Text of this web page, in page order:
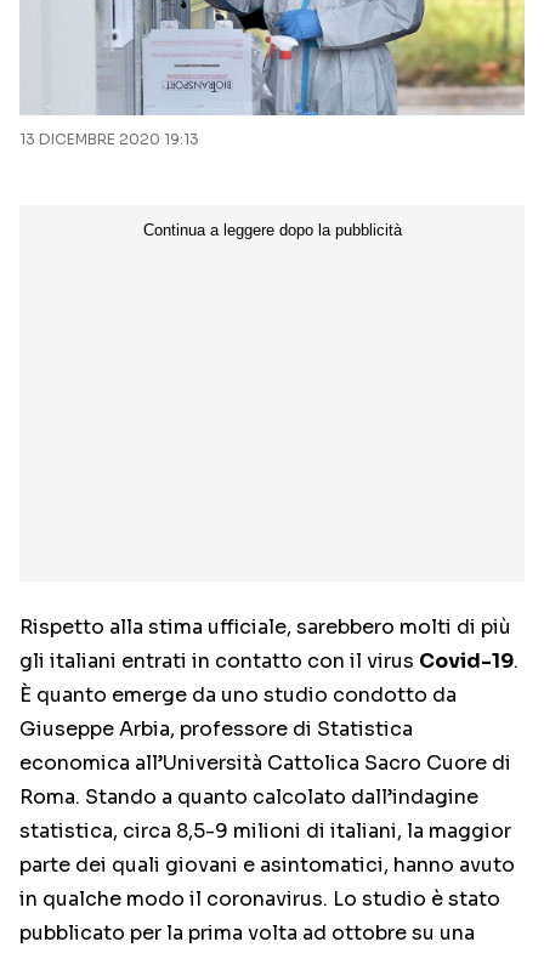
13 DICEMBRE 2020 19:13
Rispetto alla stima ufficiale, sarebbero molti di più
gli italiani entrati in contatto con il virus Covid-19.
È quanto emerge da uno studio condotto da
Giuseppe Arbia, professore di Statistica
economica all’Università Cattolica Sacro Cuore di
Roma. Stando a quanto calcolato dall’indagine
statistica, circa 8,5-9 milioni di italiani, la maggior
parte dei quali giovani e asintomatici, hanno avuto
in qualche modo il coronavirus. Lo studio è stato
pubblicato per la prima volta ad ottobre su una